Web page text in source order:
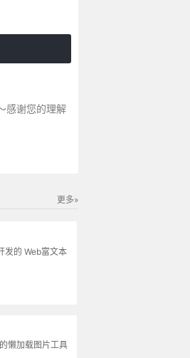
感谢您的理解
更多»
的 Web富文本
懒加载图片工具